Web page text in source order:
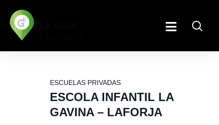
ESCUELAS PRIVADAS
ESCOLA INFANTIL LA
GAVINA – LAFORJA